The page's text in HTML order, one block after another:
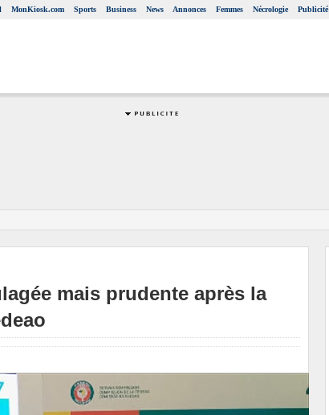
MonKiosk.com Sports Business News Annonces Femmes Nécrologie Publicité
mais prudente après la